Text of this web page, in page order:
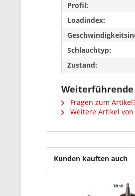
Profil:
Loadindex:
Schlauchtyp:
Zustand:
Weiterführende
Fragen zum
Weitere Artikel von
Kunden kauften auch